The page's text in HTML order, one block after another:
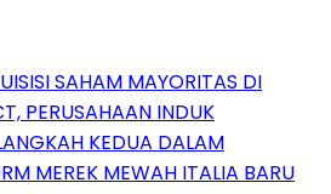
SAHAM MAYORITAS DI
PERUSAHAAN INDUK
KEDUA DALAM
MEREK MEWAH ITALIA BARU